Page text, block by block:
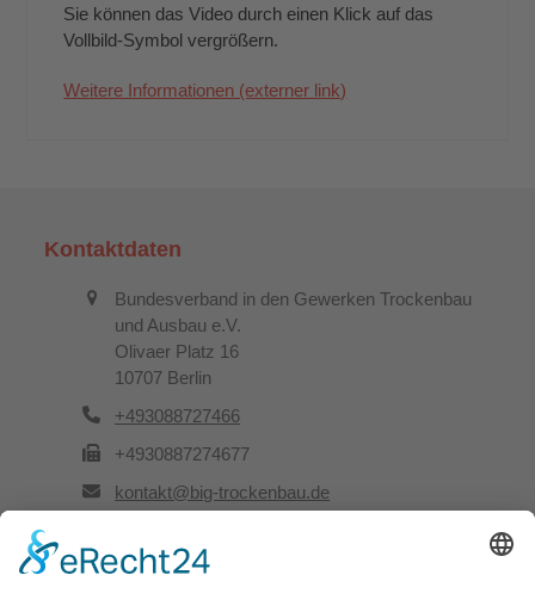
Sie können das Video durch einen Klick auf das
Vollbild-Symbol vergrößern.
Weitere Informationen (externer link)
Kontaktdaten
Bundesverband in den Gewerken Trockenbau
und Ausbau e.V.
Olivaer Platz 16
10707 Berlin
+493088727466
+4930887274677
kontakt@big-trockenbau.de